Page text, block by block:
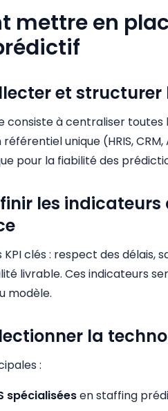
mettre en
et structurer
consiste à centraliser toutes
unique (HRIS, CRM,
pour la fiabilité des
les indicateurs
clés : respect des délais,
livrable. Ces indicateurs
modèle.
la
:
spécialiséesen staffing